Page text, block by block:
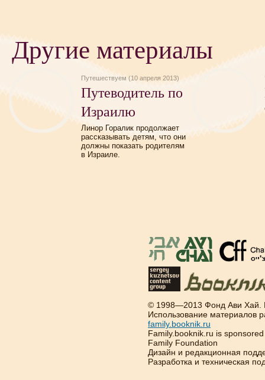
Другие материалы
Путешествуем (10 апреля 2013)
Путеводитель по
Израилю
Линор Горалик продолжает
рассказывать детям, что они
должны показать родителям
в Израиле.
© 1998—2013 Фонд Ави Хай.
Использование материалов
family.booknik.ru
Family.booknik.ru is
Family Foundation
Дизайн и редакционная
Разработка и техническая